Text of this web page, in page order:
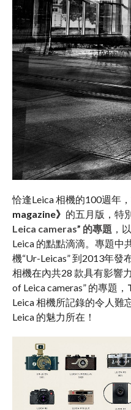
恰逢Leica 相機的100週年
magazine》 的五月版，特
Leica cameras” 的專題 ，
Leica 的點點滴滴。專題中
機“Ur-Leicas” 到2013年發
相機在內共28 款具有影響
of Leica cameras” 的專題，
Leica 相機所記錄的令人難
Leica 的魅力所在！